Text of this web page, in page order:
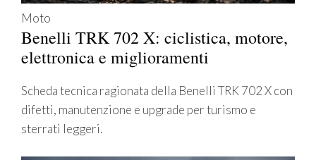
Moto
Benelli TRK 702 X: ciclistica, motore,
elettronica e miglioramenti
Scheda tecnica ragionata della Benelli TRK 702 X con
difetti, manutenzione e upgrade per turismo e
sterrati leggeri.